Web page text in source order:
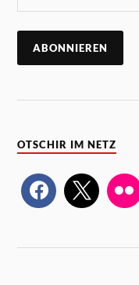
OTSCHIR IM NETZ